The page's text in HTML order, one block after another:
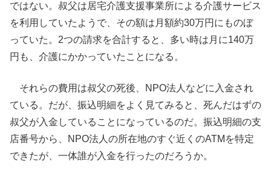
ではない。叔父は居宅介護支援事業所による介護サービス
を利用していたようで、その額は月額約30万円にものぼ
っていた。2つの請求を合計すると、多い時は月に140万
円も、介護にかかっていたことになる。
それらの費用は叔父の死後、NPO法人などに入金され
ている。だが、振込明細をよく見てみると、死んだはずの
叔父が入金していることになっているのだ。振込明細の支
店番号から、NPO法人の所在地のすぐ近くのATMを特定
できたが、一体誰が入金を行ったのだろうか。